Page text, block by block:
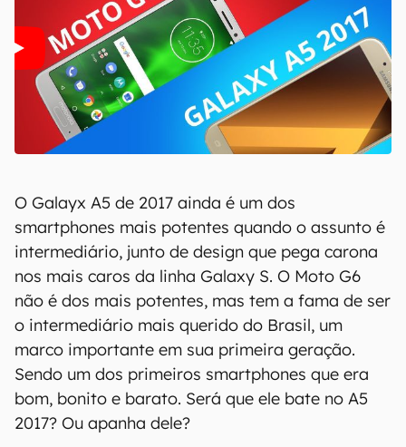
O Galayx A5 de 2017 ainda é um dos
smartphones mais potentes quando o assunto é
intermediário, junto de design que pega carona
nos mais caros da linha Galaxy S. O Moto G6
não é dos mais potentes, mas tem a fama de ser
o intermediário mais querido do Brasil, um
marco importante em sua primeira geração.
Sendo um dos primeiros smartphones que era
bom, bonito e barato. Será que ele bate no A5
2017? Ou apanha dele?